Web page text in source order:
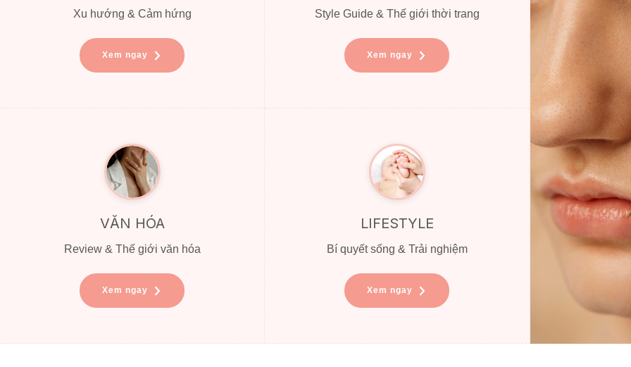
Xu hướng & Cảm hứng
Xem ngay
Style Guide & Thế giới thời trang
Xem ngay
VĂN HÓA
Review & Thế giới văn hóa
Xem ngay
LIFESTYLE
Bí quyết sống & Trải nghiệm
Xem ngay